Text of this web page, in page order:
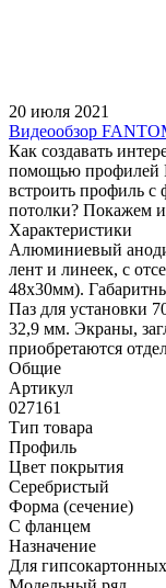
20 июля 2021
Видеообзор
Как создавать
помощью профилей
встроить профиль
потолки? Покажем
Характеристики
Алюминиевый
лент и линеек, с
48x30мм).
Паз для установки
32,9 мм. Экраны,
приобретаются
Общие
Артикул
027161
Тип товара
Профиль
Цвет покрытия
Серебристый
Форма (сечение)
С фланцем
Назначение
Для